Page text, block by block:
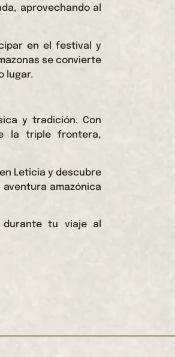
aprovechando al
en el festival y
se convierte
lugar.
y tradición. Con
la triple frontera,
Leticia y descubre
aventura amazónica
tu viaje al